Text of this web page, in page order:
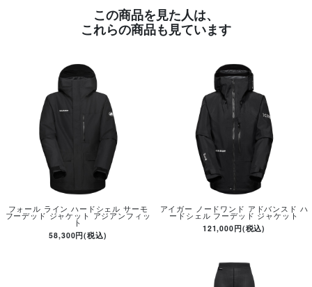
この商品を見た人は、
これらの商品も見ています
フォール ライン ハードシェル サーモ
フーデッド ジャケット アジアンフィッ
ト
58,300円(税込)
アイガー ノードワンド アドバンスド ハ
ードシェル フーデッド ジャケット
121,000円(税込)